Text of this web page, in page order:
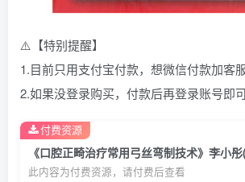
⚠️【特别提醒】
1.目前只用支付宝付款，想微信付款加客
2.如果没登录购买，付款后再登录账号即
此内容为付费资源，请付费后查看
付费资源